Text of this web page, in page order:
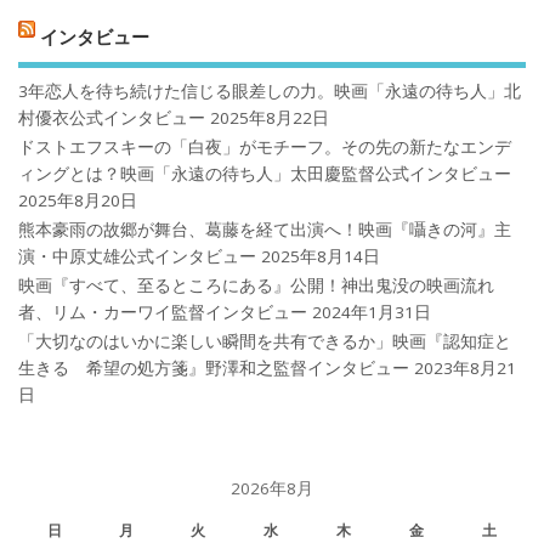
インタビュー
3年恋人を待ち続けた信じる眼差しの力。映画「永遠の待ち人」北
村優衣公式インタビュー 2025年8月22日
ドストエフスキーの「白夜」がモチーフ。その先の新たなエンデ
ィングとは？映画「永遠の待ち人」太田慶監督公式インタビュー
2025年8月20日
熊本豪雨の故郷が舞台、葛藤を経て出演へ！映画『囁きの河』主
演・中原丈雄公式インタビュー 2025年8月14日
映画『すべて、至るところにある』公開！神出鬼没の映画流れ
者、リム・カーワイ監督インタビュー 2024年1月31日
「大切なのはいかに楽しい瞬間を共有できるか」映画『認知症と
生きる 希望の処方箋』野澤和之監督インタビュー 2023年8月21
日
2026年8月
日 月 火 水 木 金
土